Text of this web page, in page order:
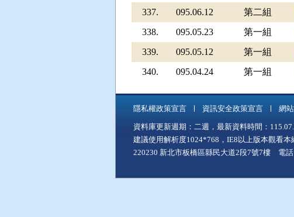
337.
095.06.12 第二組
338.
095.05.23 第一組
339.
095.05.12 第一組
340.
095.04.24 第一組
隱私權政策宣言 資訊安全政策宣言 網
資料庫更新週期：二週，最新資料時間：
建議使用解析度1024*768，IE8以上版本觀看本
220230 新北市板橋區縣民大道2段7號7樓 電話